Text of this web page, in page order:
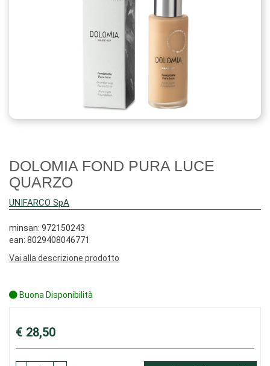
DOLOMIA FOND PURA LUCE
QUARZO
UNIFARCO SpA
minsan: 972150243
ean: 8029408046771
Vai alla descrizione prodotto
Buona Disponibilità
Prezzo
€ 28,50